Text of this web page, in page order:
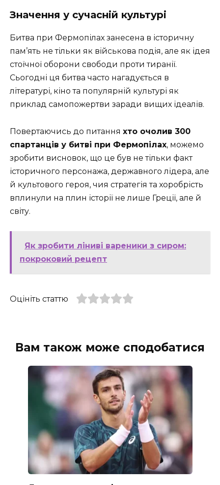
Значення у сучасній культурі
Битва при Фермопілах занесена в історичну
пам’ять не тільки як військова подія, але як ідея
стоїчної оборони свободи проти тиранії.
Сьогодні ця битва часто нагадується в
літературі, кіно та популярній культурі як
приклад самопожертви заради вищих ідеалів.
Повертаючись до питання хто очолив 300
спартанців у битві при Фермопілах, можемо
зробити висновок, що це був не тільки факт
історичного персонажа, державного лідера, але
й культового героя, чия стратегія та хоробрість
вплинули на плин історії не лише Греції, але й
світу.
Як зробити ліниві вареники з сиром:
покроковий рецепт
Оцініть статтю
Вам також може сподобатися